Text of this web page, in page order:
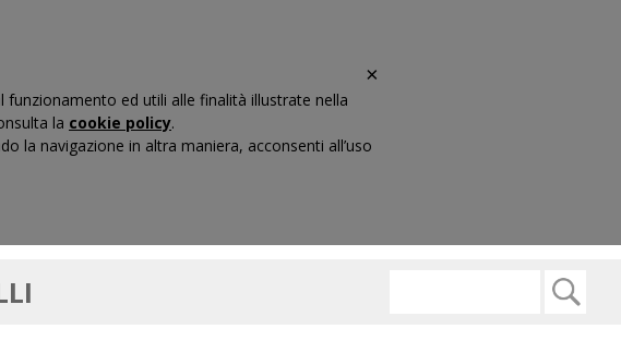
×
ed utili alle finalità illustrate nella
la cookie policy.
la navigazione in altra maniera, acconsenti all’uso